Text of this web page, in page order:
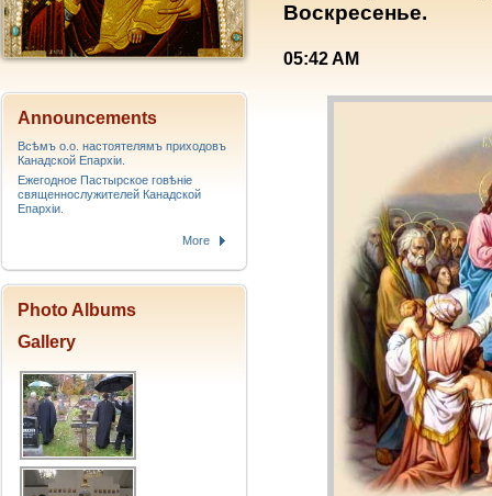
Воскресенье.
05:42 AM
Announcements
Всѣмъ о.о. настоятелямъ приходовъ
Канадской Епархiи.
Ежегодное Пастырское говѣніе
священнослужителей Канадской
Епархіи.
More
Photo Albums
Gallery